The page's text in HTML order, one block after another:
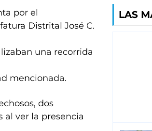
por el
Distrital José C.
una recorrida
mencionada.
dos
al ver la presencia
LAS